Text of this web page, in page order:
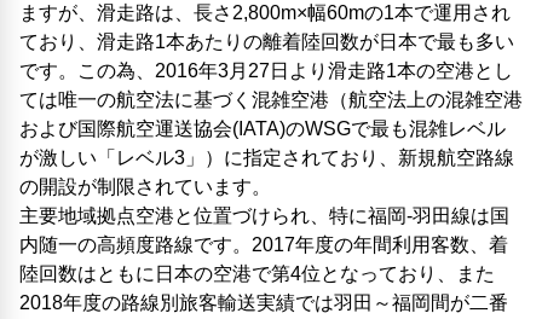
ますが、滑走路は、長さ2,800m×幅60mの1本で運用され
ており、滑走路1本あたりの離着陸回数が日本で最も多い
です。この為、2016年3月27日より滑走路1本の空港とし
ては唯一の航空法に基づく混雑空港（航空法上の混雑空港
および国際航空運送協会(IATA)のWSGで最も混雑レベル
が激しい「レベル3」）に指定されており、新規航空路線
の開設が制限されています。
主要地域拠点空港と位置づけられ、特に福岡-羽田線は国
内随一の高頻度路線です。2017年度の年間利用客数、着
陸回数はともに日本の空港で第4位となっており、また
2018年度の路線別旅客輸送実績では羽田～福岡間が二番